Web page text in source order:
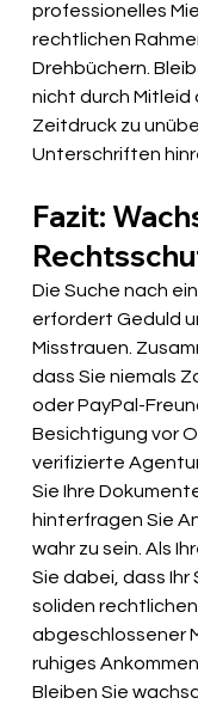
professionelles
rechtlichen
Drehbüchern.
nicht durch
Zeitdruck zu
Unterschriften
Fazit:
Die Suche nach
erfordert Geduld
Misstrauen.
dass Sie niemals
oder PayPal-
Besichtigung vor
verifizierte
Sie Ihre
hinterfragen Sie
wahr zu sein. Als
Sie dabei, dass
soliden
abgeschlossener
ruhiges
Bleiben Sie